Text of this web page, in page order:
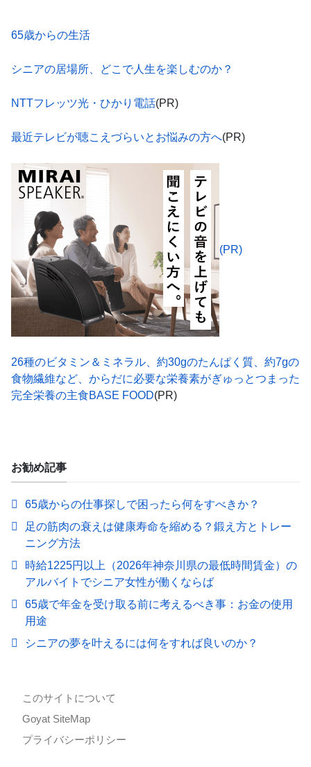
65歳からの生活
シニアの居場所、どこで人生を楽しむのか？
NTTフレッツ光・ひかり電話(PR)
最近テレビが聴こえづらいとお悩みの方へ(PR)
(PR)
26種のビタミン＆ミネラル、約30gのたんぱく質、約7gの
食物繊維など、からだに必要な栄養素がぎゅっとつまった
完全栄養の主食BASE FOOD(PR)
お勧め記事
65歳からの仕事探しで困ったら何をすべきか？
足の筋肉の衰えは健康寿命を縮める？鍛え方とトレー
ニング方法
時給1225円以上（2026年神奈川県の最低時間賃金）の
アルバイトでシニア女性が働くならば
65歳で年金を受け取る前に考えるべき事：お金の使用
用途
シニアの夢を叶えるには何をすれば良いのか？
このサイトについて
Goyat SiteMap
プライバシーポリシー